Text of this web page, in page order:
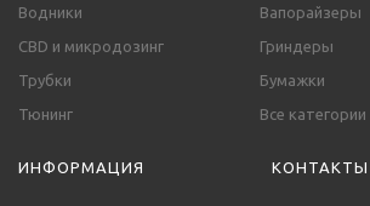
Водники
Вапорайзеры
CBD и микродозинг
Гриндеры
Трубки
Бумажки
Тюнинг
Все категории
ИНФОРМАЦИЯ КОНТАКТЫ